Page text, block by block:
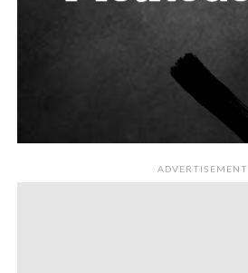
ADVERTISEMENT